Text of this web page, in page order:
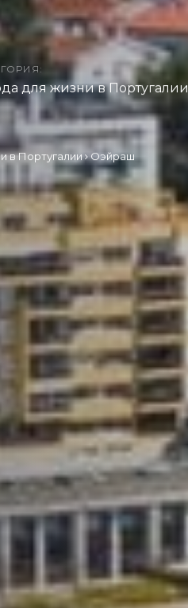
для жизни в Португалии
в Португалии Оэйраш